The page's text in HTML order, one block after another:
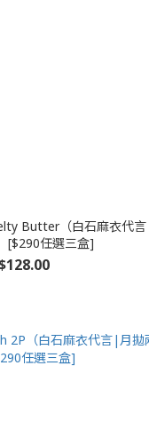
Butter（白石麻衣代
[$290任選三盒]